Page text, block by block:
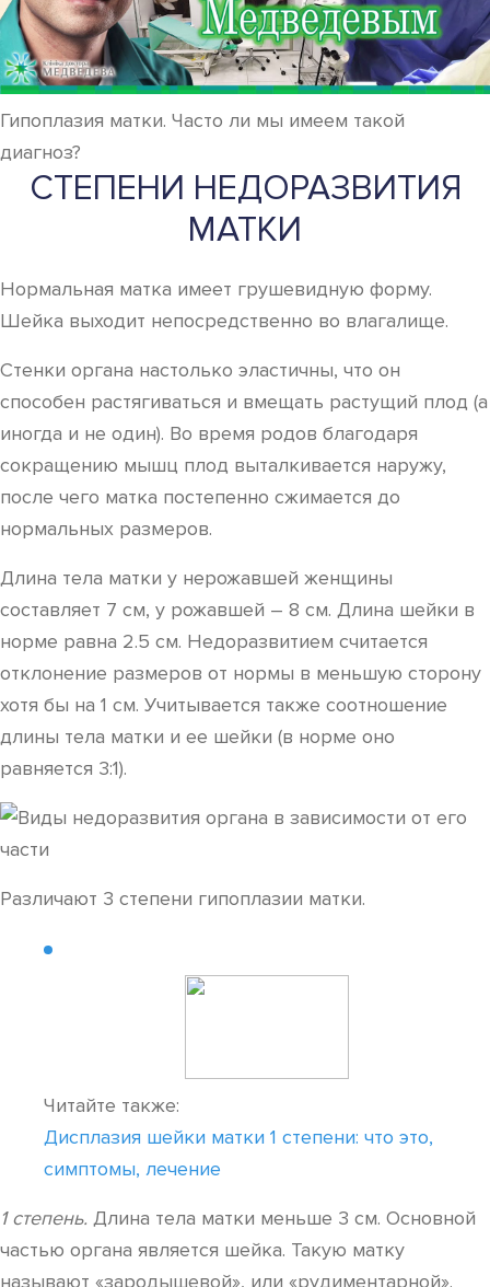
Гипоплазия матки. Часто ли мы имеем такой
диагноз?
СТЕПЕНИ НЕДОРАЗВИТИЯ
МАТКИ
Нормальная матка имеет грушевидную форму.
Шейка выходит непосредственно во влагалище.
Стенки органа настолько эластичны, что он
способен растягиваться и вмещать растущий плод (а
иногда и не один). Во время родов благодаря
сокращению мышц плод выталкивается наружу,
после чего матка постепенно сжимается до
нормальных размеров.
Длина тела матки у нерожавшей женщины
составляет 7 см, у рожавшей – 8 см. Длина шейки в
норме равна 2.5 см. Недоразвитием считается
отклонение размеров от нормы в меньшую сторону
хотя бы на 1 см. Учитывается также соотношение
длины тела матки и ее шейки (в норме оно
равняется 3:1).
Различают 3 степени гипоплазии матки.
Читайте также:
Дисплазия шейки матки 1 степени: что это,
симптомы, лечение
1 степень. Длина тела матки меньше 3 см. Основной
частью органа является шейка. Такую матку
называют «зародышевой», или «рудиментарной».